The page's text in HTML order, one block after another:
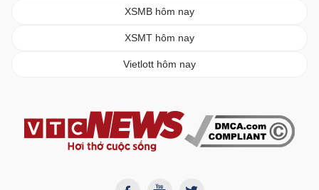
XSMB hôm nay
XSMT hôm nay
Vietlott hôm nay